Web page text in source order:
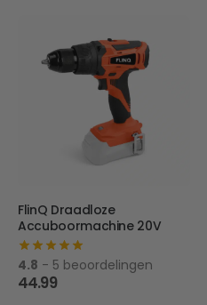
FlinQ Draadloze
Accuboormachine 20V
4.8 - 5 beoordelingen
44.99